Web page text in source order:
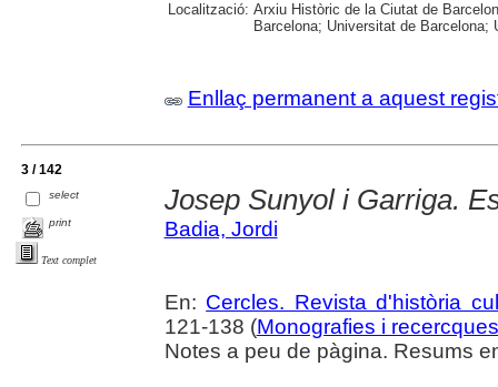
Localització: Arxiu Històric de la Ciutat de
Barcelona; Universitat de Barcelona;
Enllaç permanent a aquest
3 / 142
select
print
Text complet
Josep Sunyol i Garriga.
Badia, Jordi
En: Cercles. Revista d'història
121-138 (Monografies i recercques
Notes a peu de pàgina. Resums